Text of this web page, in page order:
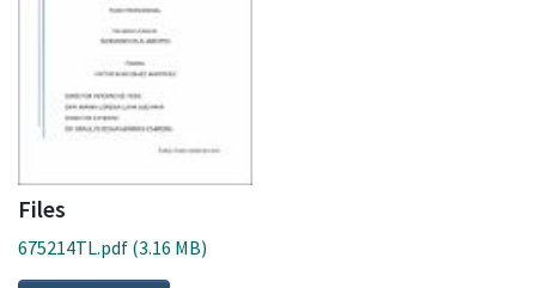
Files
675214TL.pdf (3.16 MB)